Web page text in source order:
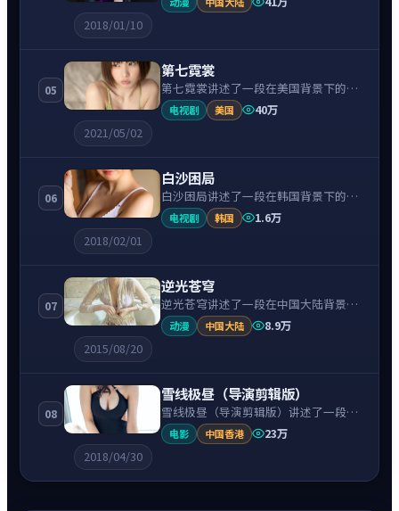
层展开，人物动机与命运转折相互牵
2018/01/10
05
第七霓裳
第七霓裳讲述了一段在美国背景下的动
作故事，围绕艾玛·斯通饰演的主角逐
层展开，人物动机与命运转折相互牵
电视剧 美国
40万
2021/05/02
06
白沙困局
白沙困局讲述了一段在韩国背景下的冒
险故事，围绕裴秀智饰演的主角逐层展
开，人物动机与命运转折相互牵引，节
电视剧 韩国
1.6万
2018/02/01
07
逆光苍穹
逆光苍穹讲述了一段在中国大陆背景下
的动漫故事，围绕沈腾饰演的主角逐层
展开，人物动机与命运转折相互牵引，
动漫 中国大陆
8.9万
2015/08/20
08
雪线极昼（导演剪辑版）
雪线极昼（导演剪辑版）讲述了一段在
中国香港背景下的战争故事，围绕周润
发饰演的主角逐层展开，人物动机与命
制。
电影 中国香港
23万
2018/04/30